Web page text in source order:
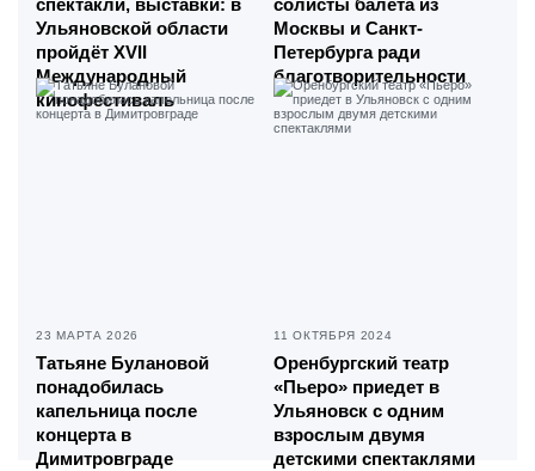
спектакли, выставки: в
Ульяновской области
пройдёт XVII
Международный
кинофестиваль
солисты балета из
Москвы и Санкт-
Петербурга ради
благотворительности
23 МАРТА 2026
Татьяне Булановой
понадобилась
капельница после
концерта в
Димитровграде
11 ОКТЯБРЯ 2024
Оренбургский театр
«Пьеро» приедет в
Ульяновск с одним
взрослым двумя
детскими спектаклями